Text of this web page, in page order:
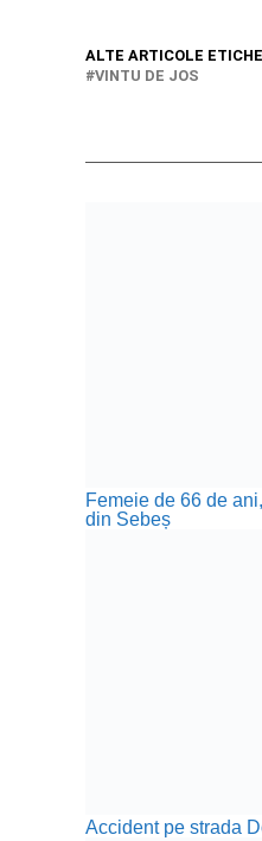
ALTE ARTICOLE
VINTU DE JOS
Femeie de 66 de
din Sebeș
Accident pe strada